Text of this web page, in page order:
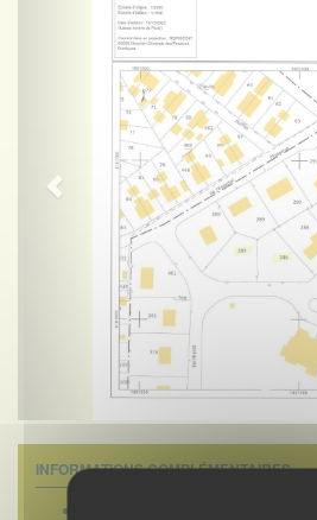
INFORMATIONS COMPLÉMENTAIRES